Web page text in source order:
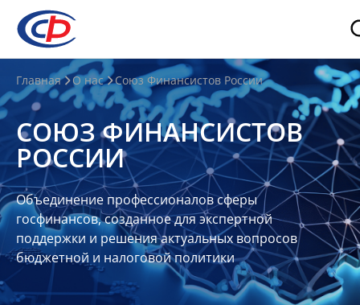
О
нас
О
СФР
Совет
Союза
Участники
Планы
отчеты
Главная О нас Союз Финансистов России
СОЮЗ ФИНАНСИСТОВ
РОССИИ
Объединение профессионалов сферы
госфинансов, созданное для экспертной
поддержки и решения актуальных вопросов
бюджетной и налоговой политики